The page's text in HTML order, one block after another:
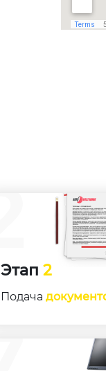
Этап 2
Подача